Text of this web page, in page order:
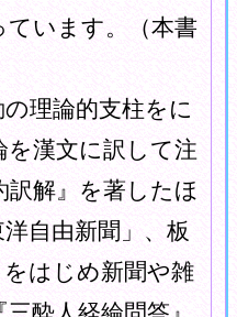
ています。（本書
理論的支柱をに
を漢文に訳して注
解』を著したほ
自由新聞」、板
はじめ新聞や雑